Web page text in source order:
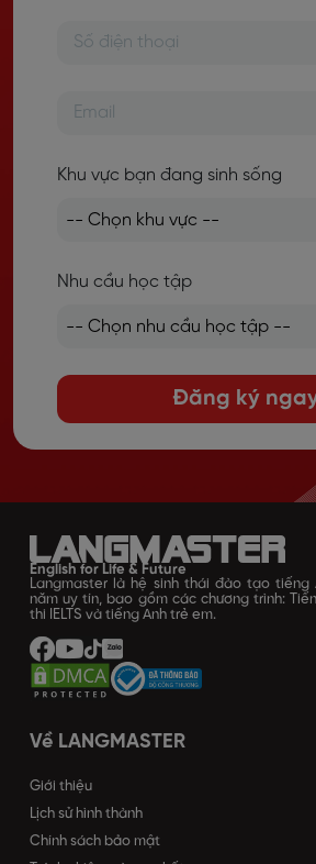
Khu vực bạn đang sinh sống
Nhu cầu học tập
Đăng ký
English for Life & Future
Langmaster là hệ sinh thái đào tạo tiếng
năm uy tín, bao gồm các chương trình:
thi IELTS và tiếng Anh trẻ em.
Về LANGMASTER
Giới thiệu
Lịch sử hình thành
Chính sách bảo mật